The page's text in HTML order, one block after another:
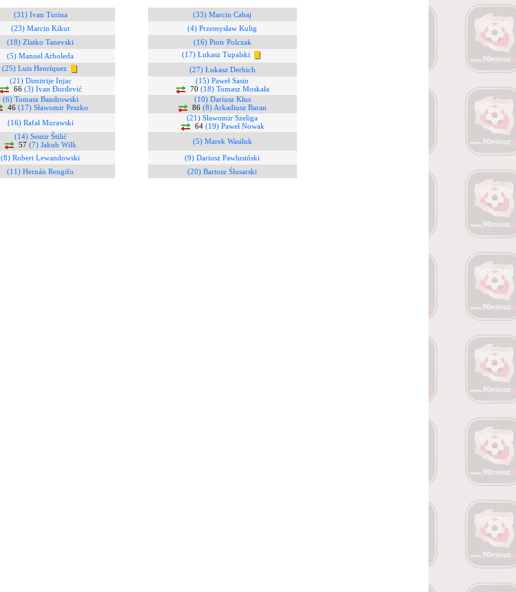
(31) Ivan Turina
(33) Marcin Cabaj
(23) Marcin Kikut
(4) Przemysław Kulig
(18) Zlatko Tanevski
(16) Piotr Polczak
(5) Manuel Arboleda
(17) Łukasz Tupalski
(25) Luis Henríquez
(27) Łukasz Derbich
(21) Dimitrije Injac
66 (3) Ivan Đurđević
(15) Paweł Sasin
70 (18) Tomasz Moskała
(6) Tomasz Bandrowski
46 (17) Sławomir Peszko
(10) Dariusz Kłus
86 (8) Arkadiusz Baran
(16) Rafał Murawski
(21) Sławomir Szeliga
64 (19) Paweł Nowak
(14) Semir Štilić
57 (7) Jakub Wilk
(5) Marek Wasiluk
(8) Robert Lewandowski
(9) Dariusz Pawlusiński
(11) Hernán Rengifo
(20) Bartosz Ślusarski